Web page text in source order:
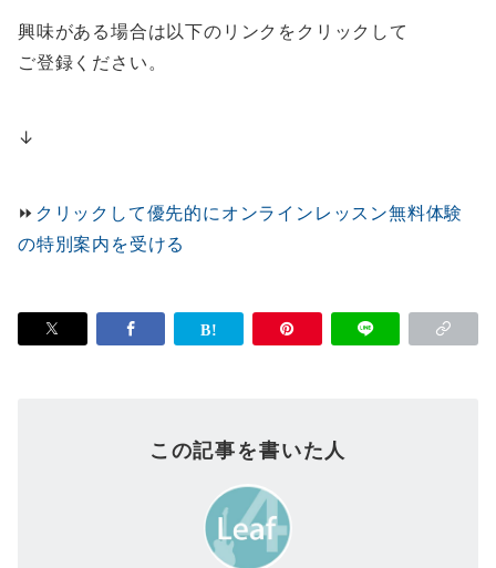
興味がある場合は以下のリンクをクリックして
ご登録ください。
↓
⏩️ クリックして優先的にオンラインレッスン無料体験
の特別案内を受ける
この記事を書いた人